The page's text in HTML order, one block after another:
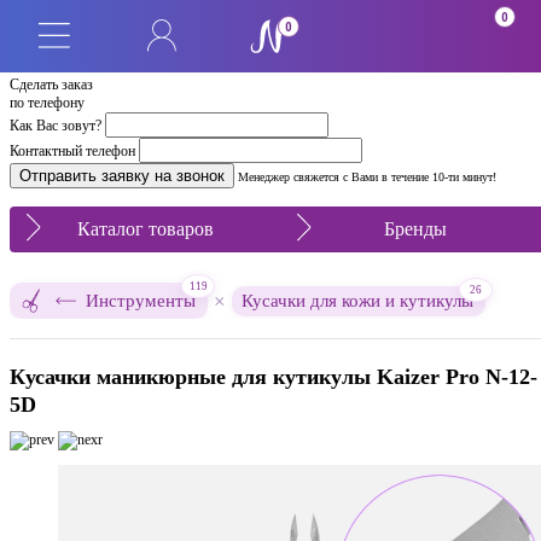
Сделать заказ
по телефону
Как Вас зовут?
Контактный телефон
Менеджер свяжется с Вами в течение 10-ти минут!
0
0
Каталог товаров Бренды
Инструменты
119
× Кусачки для кожи и кутикулы
26
Кусачки маникюрные для кутикулы Kaizer Pro N-12-
5D